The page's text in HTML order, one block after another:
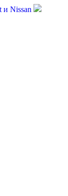
и Nissan